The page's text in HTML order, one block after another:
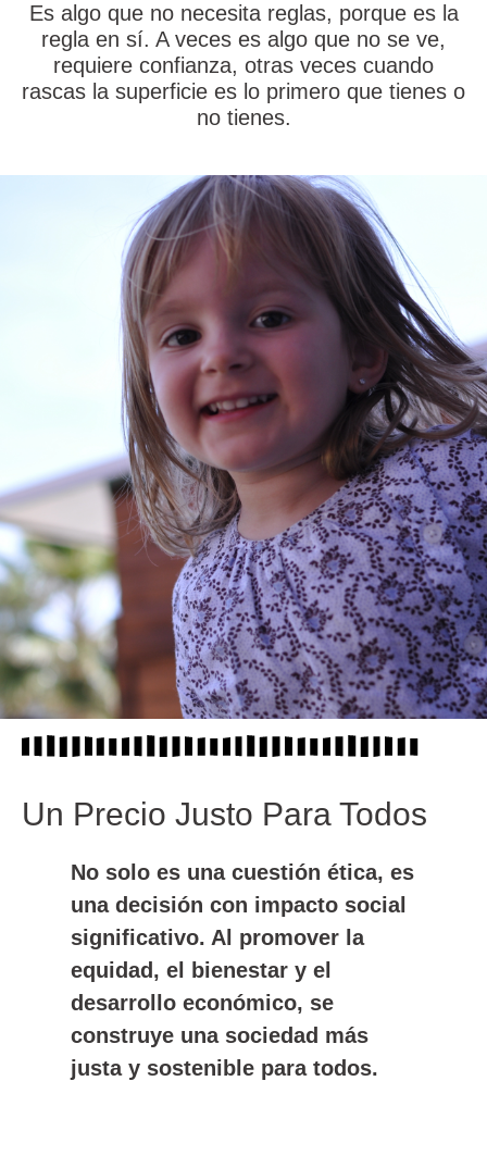
Es algo que no necesita reglas, porque es la
regla en sí. A veces es algo que no se ve,
requiere confianza, otras veces cuando
rascas la superficie es lo primero que tienes o
no tienes.
Un Precio Justo Para Todos
No solo es una cuestión ética, es
una decisión con impacto social
significativo. Al promover la
equidad, el bienestar y el
desarrollo económico, se
construye una sociedad más
justa y sostenible para todos.